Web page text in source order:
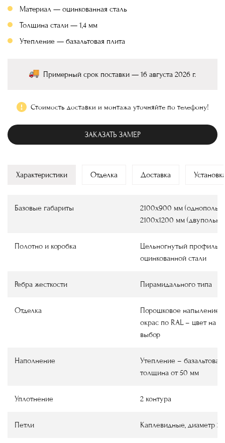
Материал — оцинкованная сталь
Толщина стали — 1,4 мм
Утепление — базальтовая плита
Примерный срок поставки — 16 августа 2026 г.
Стоимость доставки и монтажа уточняйте по телефону!
ЗАКАЗАТЬ ЗАМЕР
Характеристики Отделка Доставка
Базовые габариты
2100х900 мм
2100х1200 мм
Полотно и коробка
Цельногнутый профиль
оцинкованной стали
Ребра жесткости Пирамидального типа
Отделка
Порошковое напыление
окрас по RAL – цвет на
выбор
Наполнение
Утепление – базальтовая
толщина от 50 мм
Уплотнение 2 контура
Петли Каплевидные, диаметр